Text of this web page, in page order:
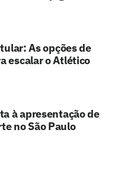
As opções de
escalar o Atlético
à apresentação de
no São Paulo